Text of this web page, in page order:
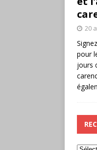
20
pour
jours